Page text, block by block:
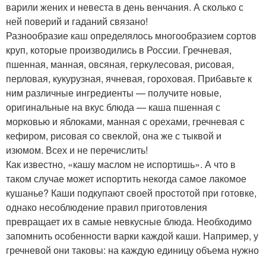
варили жених и невеста в день венчания. А сколько с
ней поверий и гаданий связано!
Разнообразие каш определялось многообразием сортов
круп, которые производились в России. Гречневая,
пшенная, манная, овсяная, геркулесовая, рисовая,
перловая, кукурузная, ячневая, гороховая. Прибавьте к
ним различные ингредиенты — получите новые,
оригинальные на вкус блюда — каша пшенная с
морковью и яблоками, манная с орехами, гречневая с
кефиром, рисовая со свеклой, она же с тыквой и
изюмом. Всех и не перечислить!
Как известно, «кашу маслом не испортишь». А что в
таком случае может испортить некогда самое лакомое
кушанье? Каши подкупают своей простотой при готовке,
однако несоблюдение правил приготовления
превращает их в самые невкусные блюда. Необходимо
запомнить особенности варки каждой каши. Например, у
гречневой они таковы: на каждую единицу объема нужно